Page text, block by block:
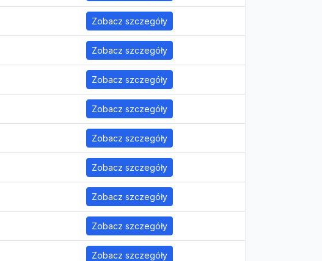
Zobacz szczegóły
Zobacz szczegóły
Zobacz szczegóły
Zobacz szczegóły
Zobacz szczegóły
Zobacz szczegóły
Zobacz szczegóły
Zobacz szczegóły
Zobacz szczegóły